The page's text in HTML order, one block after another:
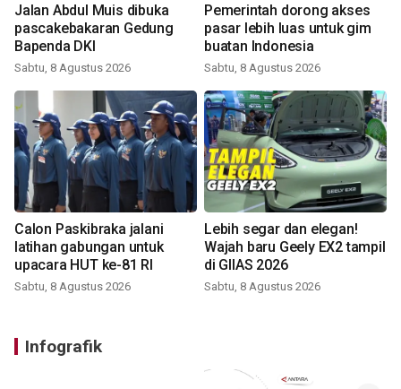
Jalan Abdul Muis dibuka
pascakebakaran Gedung
Bapenda DKI
Sabtu, 8 Agustus 2026
Pemerintah dorong akses
pasar lebih luas untuk gim
buatan Indonesia
Sabtu, 8 Agustus 2026
Calon Paskibraka jalani
latihan gabungan untuk
upacara HUT ke-81 RI
Sabtu, 8 Agustus 2026
Lebih segar dan elegan!
Wajah baru Geely EX2 tampil
di GIIAS 2026
Sabtu, 8 Agustus 2026
Infografik